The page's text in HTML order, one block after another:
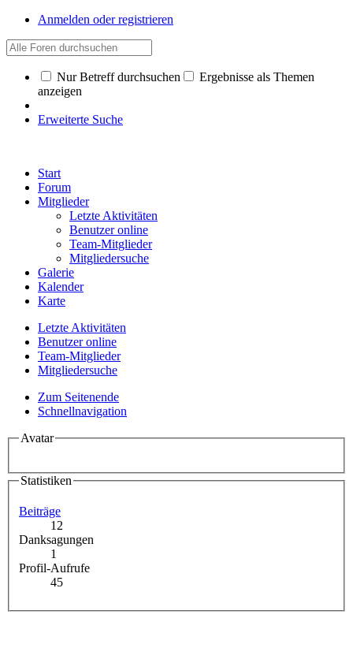
Anmelden oder registrieren
Nur Betreff durchsuchen
Ergebnisse als Themen
anzeigen
Erweiterte Suche
Start
Forum
Mitglieder
Letzte Aktivitäten
Benutzer online
Team-Mitglieder
Mitgliedersuche
Galerie
Kalender
Karte
Letzte Aktivitäten
Benutzer online
Team-Mitglieder
Mitgliedersuche
Zum Seitenende
Schnellnavigation
Avatar
Statistiken
Beiträge
12
Danksagungen
1
Profil-Aufrufe
45